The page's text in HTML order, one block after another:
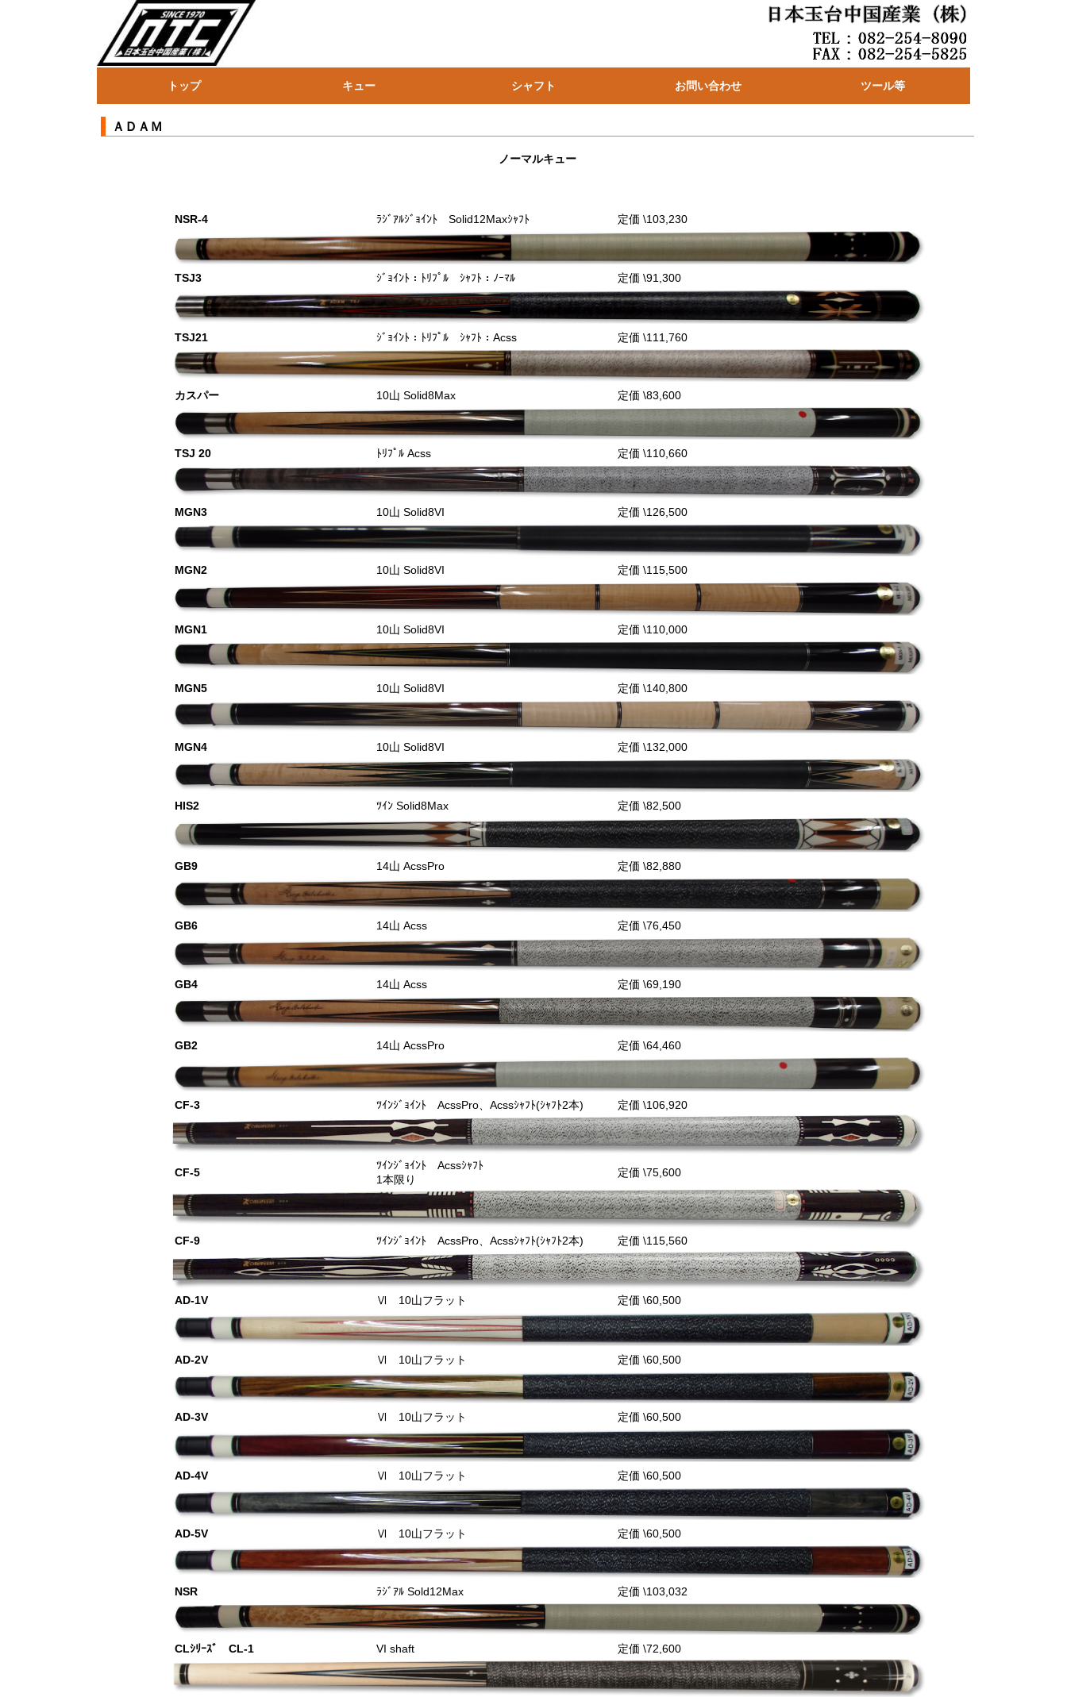
トップ キュー シャフト お問い合わせ ツール等
ＡＤＡＭ
ノーマルキュー
NSR-4 ﾗｼﾞｱﾙｼﾞｮｲﾝﾄ Solid12Maxｼｬﾌﾄ 定価 \103,230
TSJ3 ｼﾞｮｲﾝﾄ：ﾄﾘﾌﾟﾙ ｼｬﾌﾄ：ﾉｰﾏﾙ 定価 \91,300
TSJ21 ｼﾞｮｲﾝﾄ：ﾄﾘﾌﾟﾙ ｼｬﾌﾄ：Acss 定価 \111,760
カスパー 10山 Solid8Max 定価 \83,600
TSJ 20 ﾄﾘﾌﾟﾙ Acss 定価 \110,660
MGN3 10山 Solid8VI 定価 \126,500
MGN2 10山 Solid8VI 定価 \115,500
MGN1 10山 Solid8VI 定価 \110,000
MGN5 10山 Solid8VI 定価 \140,800
MGN4 10山 Solid8VI 定価 \132,000
HIS2 ﾂｲﾝ Solid8Max 定価 \82,500
GB9 14山 AcssPro 定価 \82,880
GB6 14山 Acss 定価 \76,450
GB4 14山 Acss 定価 \69,190
GB2 14山 AcssPro 定価 \64,460
CF-3 ﾂｲﾝｼﾞｮｲﾝﾄ AcssPro、Acssｼｬﾌﾄ(ｼｬﾌﾄ2本) 定価 \106,920
CF-5
ﾂｲﾝｼﾞｮｲﾝﾄ Acssｼｬﾌﾄ
1本限り
定価 \75,600
CF-9 ﾂｲﾝｼﾞｮｲﾝﾄ AcssPro、Acssｼｬﾌﾄ(ｼｬﾌﾄ2本) 定価 \115,560
AD-1V Ⅵ 10山フラット 定価 \60,500
AD-2V Ⅵ 10山フラット 定価 \60,500
AD-3V Ⅵ 10山フラット 定価 \60,500
AD-4V Ⅵ 10山フラット 定価 \60,500
AD-5V Ⅵ 10山フラット 定価 \60,500
NSR ﾗｼﾞｱﾙ Sold12Max 定価 \103,032
CLｼﾘｰｽﾞ CL-1 VI shaft 定価 \72,600